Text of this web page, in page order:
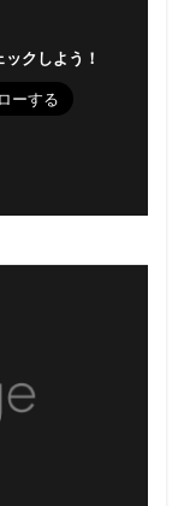
クしよう！